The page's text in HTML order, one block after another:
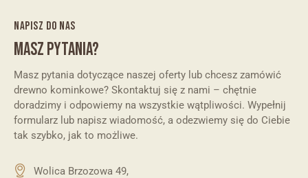
NAPISZ DO NAS
MASZ PYTANIA?
Masz pytania dotyczące naszej oferty lub chcesz zamówić
drewno kominkowe? Skontaktuj się z nami – chętnie
doradzimy i odpowiemy na wszystkie wątpliwości. Wypełnij
formularz lub napisz wiadomość, a odezwiemy się do Ciebie
tak szybko, jak to możliwe.
Wolica Brzozowa 49,